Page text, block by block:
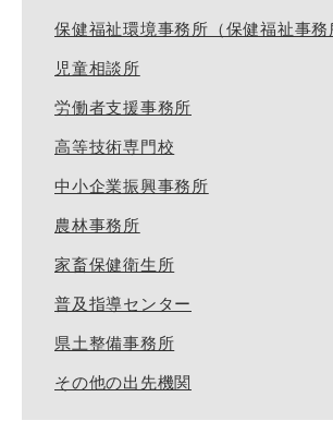
保健福祉環境事務所（保健福祉事務
児童相談所
労働者支援事務所
高等技術専門校
中小企業振興事務所
農林事務所
家畜保健衛生所
普及指導センター
県土整備事務所
その他の出先機関